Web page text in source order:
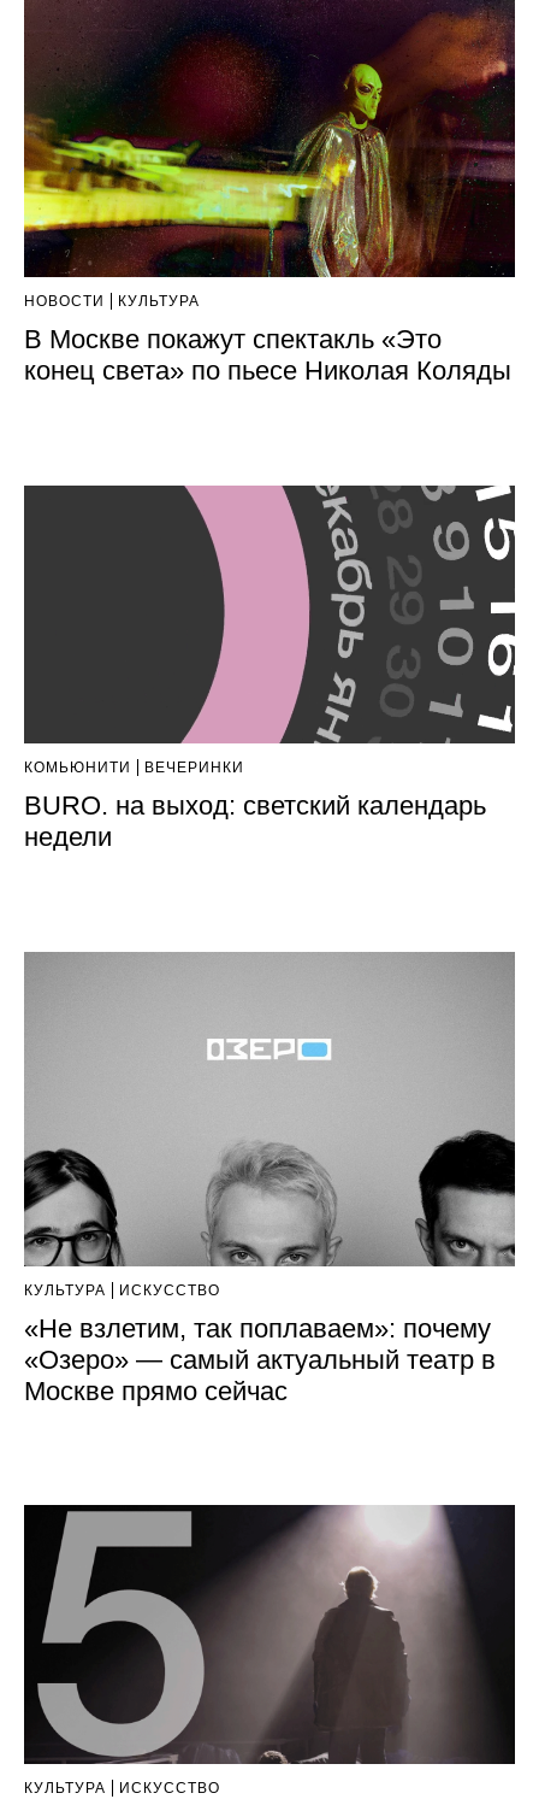
НОВОСТИ КУЛЬТУРА
В Москве покажут спектакль «Это
конец света» по пьесе Николая Коляды
КОМЬЮНИТИ ВЕЧЕРИНКИ
BURO. на выход: светский календарь
недели
КУЛЬТУРА ИСКУССТВО
«Не взлетим, так поплаваем»: почему
«Озеро» — самый актуальный театр в
Москве прямо сейчас
КУЛЬТУРА ИСКУССТВО